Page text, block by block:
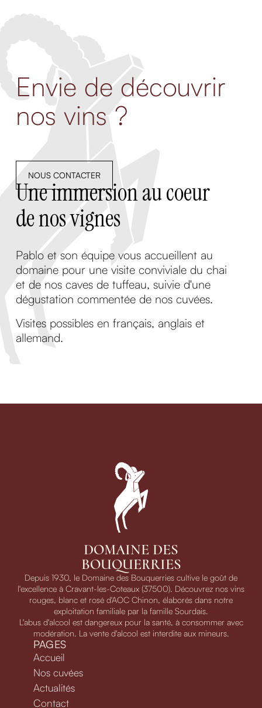
Envie de découvrir
nos vins ?
NOUS CONTACTER
Une immersion au coeur
de nos vignes
Pablo et son équipe vous accueillent au
domaine pour une visite conviviale du chai
et de nos caves de tuffeau, suivie d'une
dégustation commentée de nos cuvées.
Visites possibles en français, anglais et
allemand.
DOMAINE DES
BOUQUERRIES
Depuis 1930, le Domaine des Bouquerries cultive le goût de
l'excellence à Cravant-les-Coteaux (37500). Découvrez nos vins
rouges, blanc et rosé d'AOC Chinon, élaborés dans notre
exploitation familiale par la famille Sourdais.
L'abus d'alcool est dangereux pour la santé, à consommer avec
modération. La vente d'alcool est interdite aux mineurs.
PAGES
Accueil
Nos cuvées
Actualités
Contact